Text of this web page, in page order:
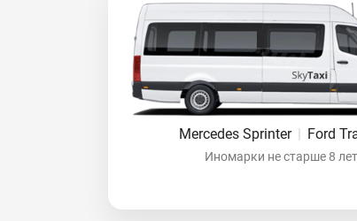
Mercedes Sprinter | Ford
Иномарки не старше 8 лет